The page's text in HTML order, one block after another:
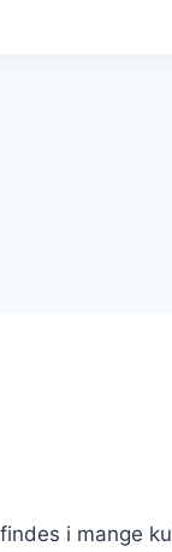
i mange